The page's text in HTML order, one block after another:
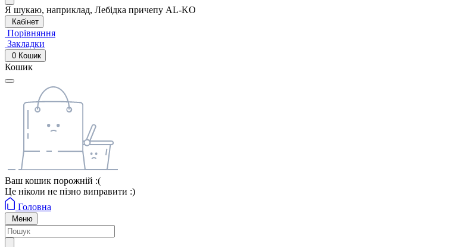
Я шукаю, наприклад, Лебідка причепу AL-KO
Кабінет
Порівняння
Закладки
0 Кошик
Кошик
Ваш кошик порожній :(
Це ніколи не пізно виправити :)
Головна
Меню